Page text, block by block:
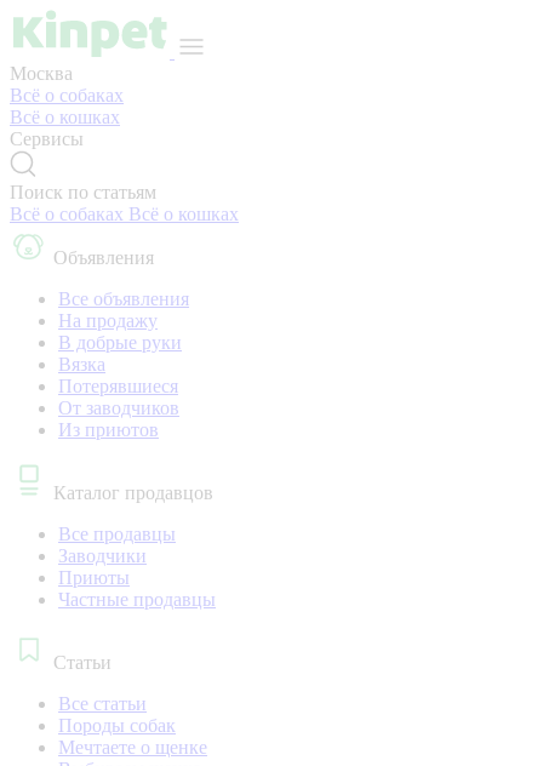
Москва
Всё о собаках
Всё о кошках
Сервисы
Поиск по статьям
Всё о собаках Всё о кошках
Объявления
Все объявления
На продажу
В добрые руки
Вязка
Потерявшиеся
От заводчиков
Из приютов
Каталог продавцов
Все продавцы
Заводчики
Приюты
Частные продавцы
Статьи
Все статьи
Породы собак
Мечтаете о щенке